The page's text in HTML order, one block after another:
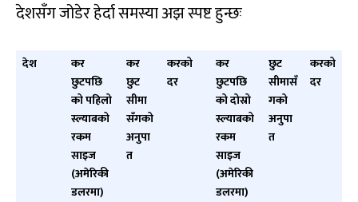
देशसँग जोडेर हेर्दा समस्या अझ स्पष्ट हुन्छः
देश
कर
छुटपछि
को पहिलो
स्ल्याबको
रकम
साइज
(अमेरिकी
डलरमा)
कर
छुट
सीमा
सँगको
अनुपा
त
करको
दर
कर
छुटपछि
को दोस्रो
स्ल्याबको
रकम
साइज
(अमेरिकी
डलरमा)
छुट
सीमासँ
गको
अनुपा
त
करको
दर